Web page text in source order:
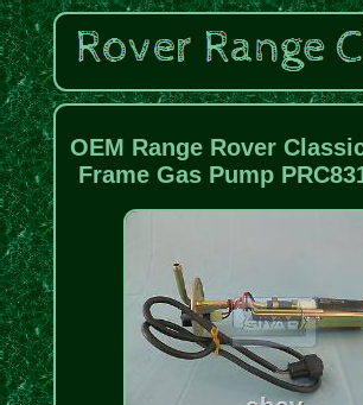
OEM Range Rover
Frame Gas Pump